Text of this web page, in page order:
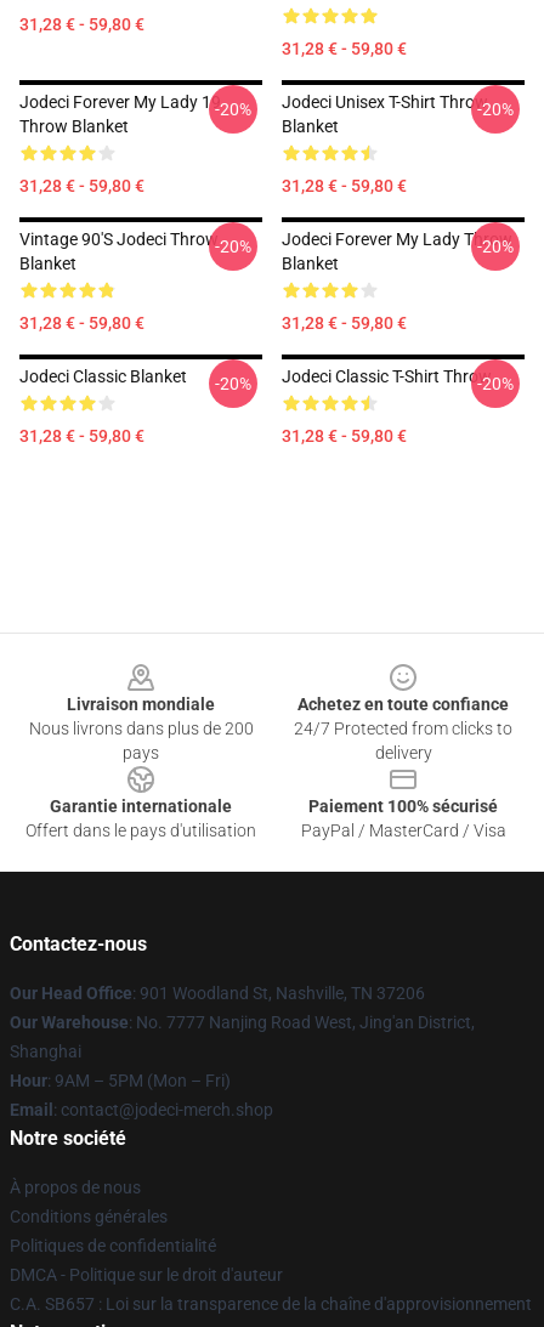
31,28 € - 59,80 €
31,28 € - 59,80 €
Jodeci Forever My Lady 19
Throw Blanket
31,28 € - 59,80 €
-20%
Jodeci Unisex T-Shirt Throw
Blanket
31,28 € - 59,80 €
-20%
Vintage 90's Jodeci Throw
Blanket
31,28 € - 59,80 €
-20%
Jodeci Forever My Lady Throw
Blanket
31,28 € - 59,80 €
-20%
Jodeci Classic Blanket
31,28 € - 59,80 €
-20% Jodeci Classic T-Shirt Throw
31,28 € - 59,80 €
-20%
Livraison mondiale
Nous livrons dans plus de 200
pays
Achetez en toute confiance
24/7 Protected from clicks to
delivery
Garantie internationale
Offert dans le pays d'utilisation
Paiement 100% sécurisé
PayPal / MasterCard / Visa
Contactez-nous
Our Head Office: 901 Woodland St, Nashville, TN 37206
Our Warehouse: No. 7777 Nanjing Road West, Jing'an District,
Shanghai
Hour: 9AM – 5PM (Mon – Fri)
Email : contact@jodeci-merch.shop
Notre société
À propos de nous
Conditions générales
Politiques de confidentialité
DMCA - Politique sur le droit d'auteur
C.A. SB657 : Loi sur la transparence de la chaîne d'approvisionnement